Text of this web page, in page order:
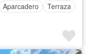
Aparcadero
Terraza